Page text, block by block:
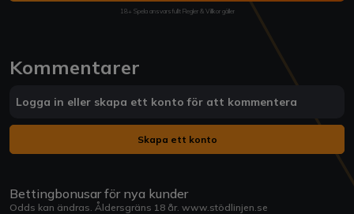
18+ Spela ansvarsfullt Regler & Villkor gäller
Kommentarer
Logga in eller skapa ett konto för att kommentera
Skapa ett konto
Bettingbonusar för nya kunder
Odds kan ändras. Åldersgräns 18 år. www.stödlinjen.se